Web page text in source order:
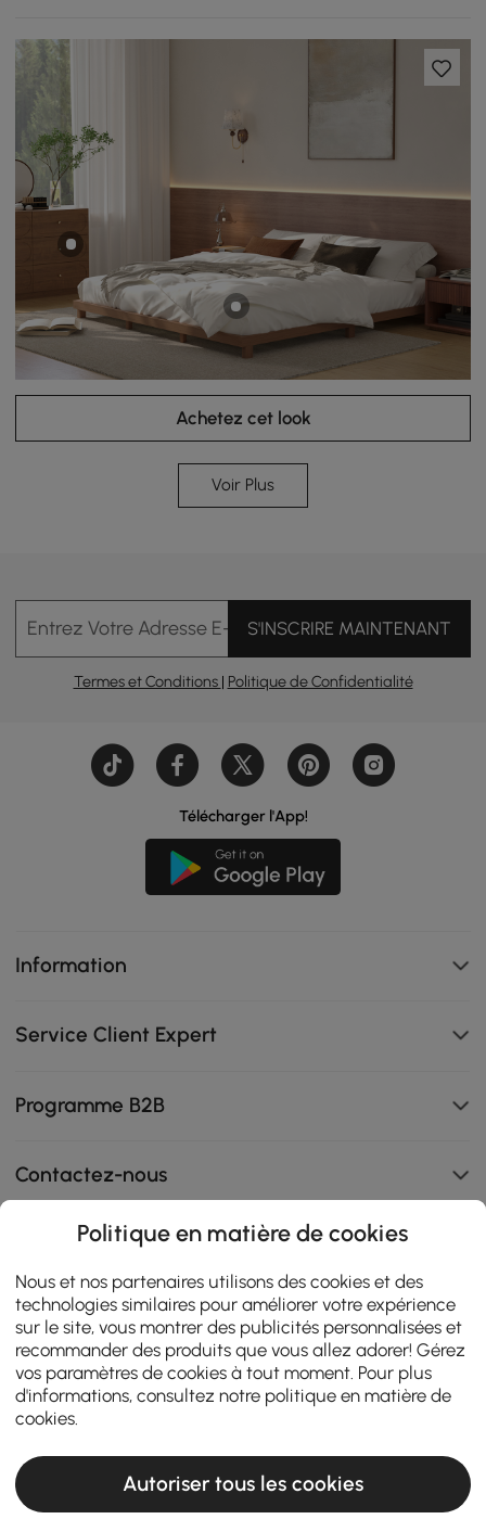
Achetez cet look
Voir Plus
Entrez Votre Adresse E-mailS'INSCRIRE MAINTENANT
Termes et Conditions | Politique de Confidentialité
Télécharger l'App!
Information
Service Client Expert
Programme B2B
Contactez-nous
111K
4.8
star
rating
ZERTIFIZIERTE BEWERTUNGEN
Politique en matière de cookies
Nous et nos partenaires utilisons des cookies et des
technologies similaires pour améliorer votre expérience
sur le site, vous montrer des publicités personnalisées et
recommander des produits que vous allez adorer! Gérez
vos paramètres de cookies à tout moment. Pour plus
d'informations, consultez notre politique en matière de
cookies
Autoriser tous les cookies